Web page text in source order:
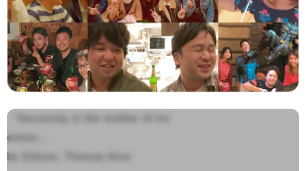
「Necessity is the mother of inv
ention.」
by Edison, Thomas Alva